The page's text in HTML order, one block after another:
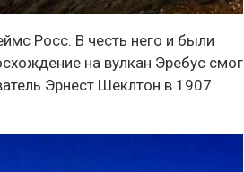
Росс. В честь него и были
на вулкан Эребус смог
Эрнест Шеклтон в 1907